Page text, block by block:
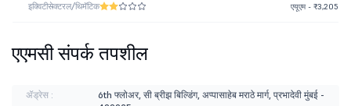
इक्विटीसेक्टरल/थिमॅटिक एयूएम - ₹3,205
एएमसी संपर्क तपशील
ॲड्रेस :
6th फ्लोअर, सी ब्रीझ बिल्डिंग, अप्पासाहेब मराठे मार्ग, प्रभादेवी मुंबई -